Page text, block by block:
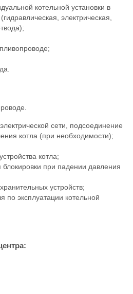
котельной установки в
электрическая,
сети, подсоединение
котла (при необходимости);
котла;
при падении давления
устройств;
по эксплуатации котельной